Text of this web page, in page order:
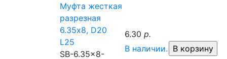
Муфта жесткая
разрезная
6.35x8, D20
L25
SB-6.35x8-
6.30 р.
В наличии.